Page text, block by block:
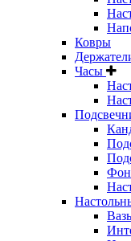
Ковры
Часы